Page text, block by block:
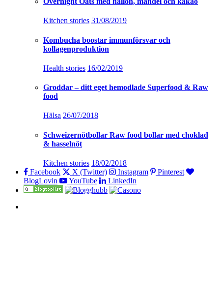
Kitchen stories 31/08/2019
Kombucha boostar immunförsvar och
kollagenproduktion
Health stories 16/02/2019
Groddar – ditt eget hemodlade Superfood & Raw
food
Hälsa 26/07/2018
Schweizernötbollar Raw food bollar med choklad
& hasselnöt
Kitchen stories 18/02/2018
Facebook
X (Twitter) Instagram
Pinterest
BlogLovin
YouTube LinkedIn